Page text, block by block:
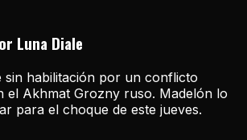
Luna Diale
sin habilitación por un conflicto
el Akhmat Grozny ruso. Madelón lo
para el choque de este jueves.